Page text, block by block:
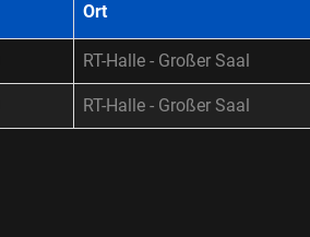
Ort
RT-Halle - Großer Saal
RT-Halle - Großer Saal